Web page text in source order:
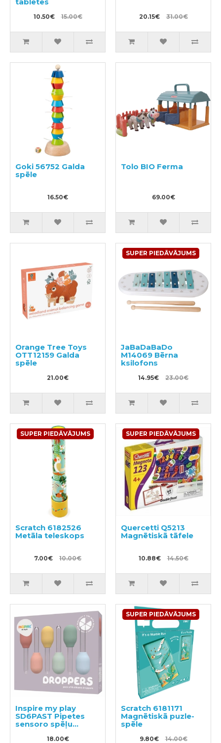
10.50€ 15.00€ 20.15€ 31.00€
Goki 56752 Galda
spēle
16.50€
Tolo BIO Ferma
69.00€
Orange Tree Toys
OTT12159 Galda
spēle
21.00€
SUPER PIEDĀVĀJUMS
JaBaDaBaDo
M14069 Bērna
ksilofons
14.95€ 23.00€
SUPER PIEDĀVĀJUMS
Scratch 6182526
Metāla teleskops
7.00€ 10.00€
SUPER PIEDĀVĀJUMS
Quercetti Q5213
Magnētiskā tāfele
10.88€ 14.50€
Inspire my play
SD6PAST Pipetes
sensoro spēļu
aktivitātēm
18.00€
SUPER PIEDĀVĀJUMS
Scratch 6181171
Magnētiskā puzle-
spēle
9.80€ 14.00€